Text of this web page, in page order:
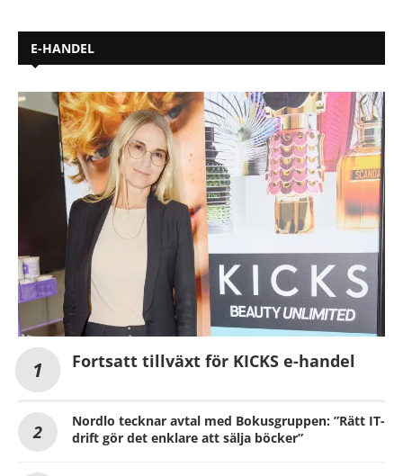
E-HANDEL
Fortsatt tillväxt för KICKS e-handel
Nordlo tecknar avtal med Bokusgruppen: ”Rätt IT-
drift gör det enklare att sälja böcker”